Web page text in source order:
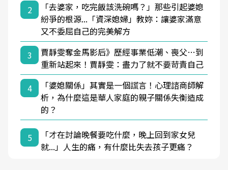
2
「去婆家，吃完飯該洗碗嗎？」那些引起婆媳
紛爭的根源...「資深媳婦」教妳：讓婆家滿意
又不委屈自己的完美解方
3
賈靜雯奪金馬影后》歷經事業低潮、喪父…到
重新站起來！賈靜雯：盡力了就不要苛責自己
4
「婆媳關係」其實是一個謊言！心理諮商師解
析，為什麼這是華人家庭的親子關係失衡造成
的？
5
「才在討論晚餐要吃什麼，晚上回到家女兒
就...」人生的痛，有什麼比失去孩子更痛？